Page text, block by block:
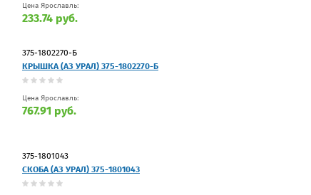
Цена Ярославль:
233.74 руб.
375-1802270-Б
КРЫШКА (АЗ УРАЛ) 375-1802270-Б
Цена Ярославль:
767.91 руб.
375-1801043
СКОБА (АЗ УРАЛ) 375-1801043